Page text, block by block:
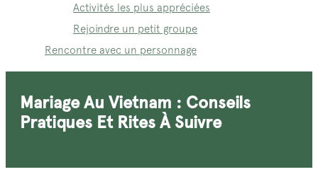
Activités les plus appréciées
Rejoindre un petit groupe
Rencontre avec un personnage
Mariage Au Vietnam : Conseils
Pratiques Et Rites À Suivre